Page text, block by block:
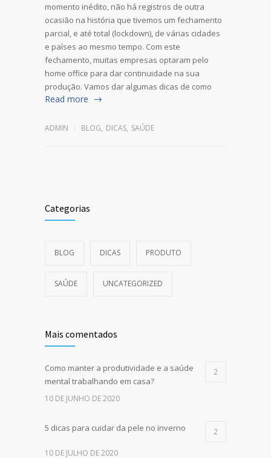
momento inédito, não há registros de outra
ocasião na história que tivemos um fechamento
parcial, e até total (lockdown), de várias cidades
e países ao mesmo tempo. Com este
fechamento, muitas empresas optaram pelo
home office para dar continuidade na sua
produção. Vamos dar algumas dicas de como
Read more
ADMIN BLOG, DICAS, SAÚDE
Categorias
BLOG DICAS PRODUTO
SAÚDE UNCATEGORIZED
Mais comentados
Como manter a produtividade e a saúde
mental trabalhando em casa?
2
10 DE JUNHO DE 2020
5 dicas para cuidar da pele no inverno 2
10 DE JULHO DE 2020